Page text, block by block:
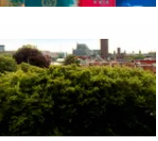
in het groen of bij een schattig